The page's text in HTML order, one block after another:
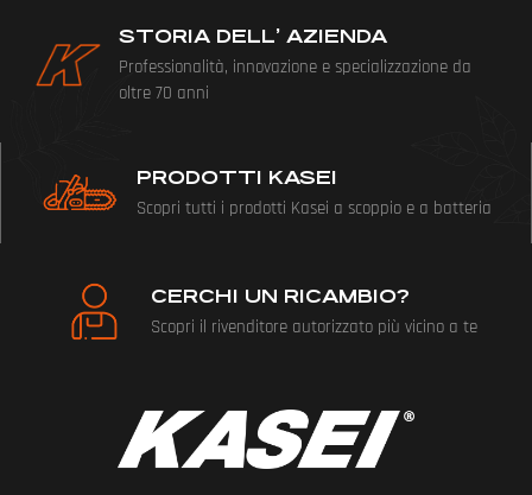
STORIA DELL’ AZIENDA
Professionalità, innovazione e specializzazione da
oltre 70 anni
PRODOTTI KASEI
Scopri tutti i prodotti Kasei a scoppio e a batteria
CERCHI UN RICAMBIO?
Scopri il rivenditore autorizzato più vicino a te